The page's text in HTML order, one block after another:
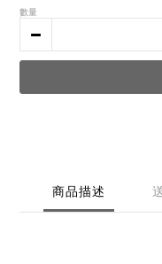
數量
商品描述